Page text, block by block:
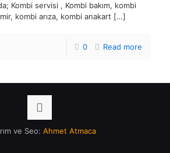
Kombi servisi , Kombi bakım, kombi
kombi arıza, kombi anakart […]
0 Read more
ve Seo: Ahmet Atmaca